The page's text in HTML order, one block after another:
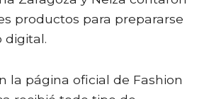
productos para prepararse
digital.
la página oficial de Fashion